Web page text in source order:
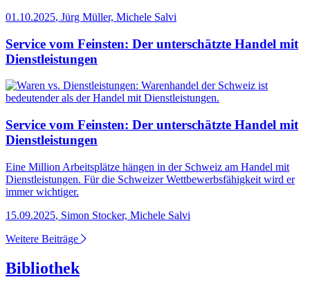
01.10.2025, Jürg Müller, Michele Salvi
Service vom Feinsten: Der unterschätzte Handel mit
Dienstleistungen
Service vom Feinsten: Der unterschätzte Handel mit
Dienstleistungen
Eine Million Arbeitsplätze hängen in der Schweiz am Handel mit
Dienstleistungen. Für die Schweizer Wettbewerbsfähigkeit wird er
immer wichtiger.
15.09.2025, Simon Stocker, Michele Salvi
Weitere Beiträge
Bibliothek